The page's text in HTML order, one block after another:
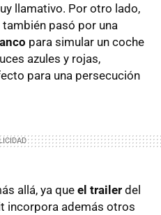
llamativo. Por otro lado,
pasó por una
para simular un coche
azules y rojas,
para una persecución
allá, ya que el trailer del
incorpora además otros